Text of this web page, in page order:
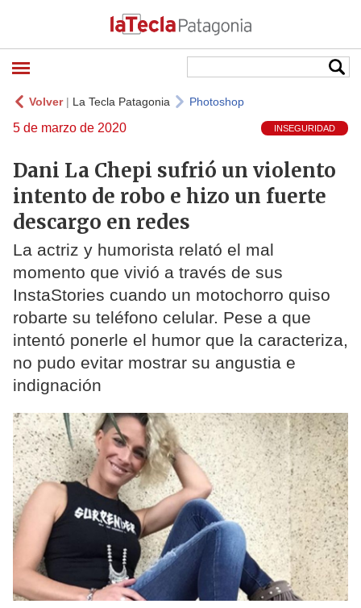
Volver| La Tecla Patagonia Photoshop
5 de marzo de 2020 INSEGURIDAD
Dani La Chepi sufrió un violento
intento de robo e hizo un fuerte
descargo en redes
La actriz y humorista relató el mal
momento que vivió a través de sus
InstaStories cuando un motochorro quiso
robarte su teléfono celular. Pese a que
intentó ponerle el humor que la caracteriza,
no pudo evitar mostrar su angustia e
indignación